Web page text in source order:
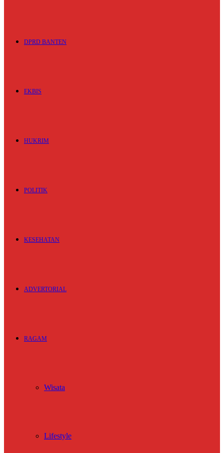
DPRD BANTEN
EKBIS
HUKRIM
POLITIK
KESEHATAN
ADVERTORIAL
RAGAM
Wisata
Lifestyle